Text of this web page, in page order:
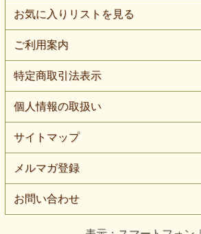
お気に入りリストを見る
ご利用案内
特定商取引法表示
個人情報の取扱い
サイトマップ
メルマガ登録
お問い合わせ